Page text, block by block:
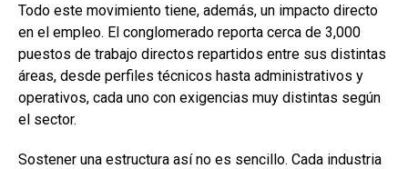
Todo este movimiento tiene, además, un impacto directo
en el empleo. El conglomerado reporta cerca de 3,000
puestos de trabajo directos repartidos entre sus distintas
áreas, desde perfiles técnicos hasta administrativos y
operativos, cada uno con exigencias muy distintas según
el sector.
Sostener una estructura así no es sencillo. Cada industria